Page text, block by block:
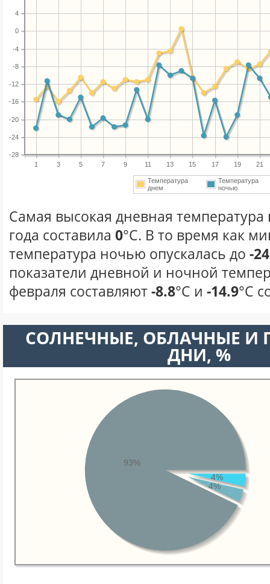
1 3 5 7 9 11 13 15 17 19 21
-28
-24
-20
-16
-12
-8
-4
0
4
Температура
днем
Температура
ночью
Самая высокая дневная температура
года составила 0°С. В то время как
температура ночью опускалась до -24
показатели дневной и ночной
февраля составляют-8.8°С и -14.9°С
CОЛНЕЧНЫЕ, ОБЛАЧНЫЕ И
ДНИ, %
4%
4%
93%